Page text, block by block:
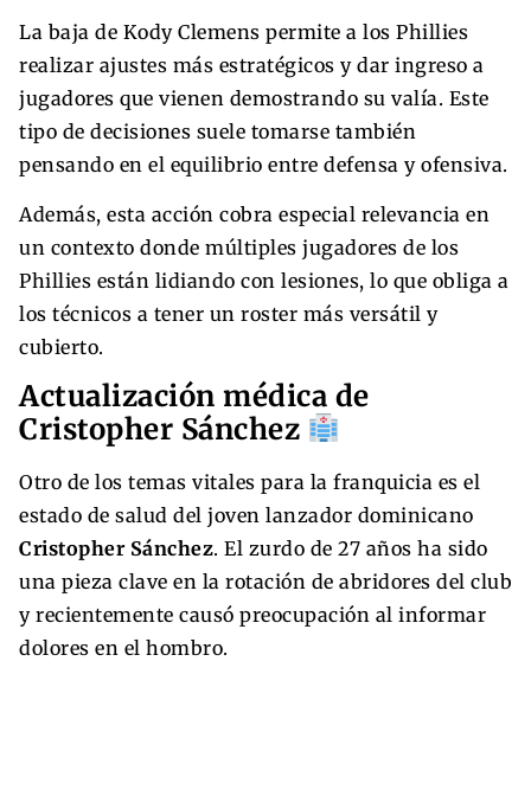
La baja de Kody Clemens permite a los Phillies
realizar ajustes más estratégicos y dar ingreso a
jugadores que vienen demostrando su valía. Este
tipo de decisiones suele tomarse también
pensando en el equilibrio entre defensa y ofensiva.
Además, esta acción cobra especial relevancia en
un contexto donde múltiples jugadores de los
Phillies están lidiando con lesiones, lo que obliga a
los técnicos a tener un roster más versátil y
cubierto.
Actualización médica de
Cristopher Sánchez
Otro de los temas vitales para la franquicia es el
estado de salud del joven lanzador dominicano
Cristopher Sánchez. El zurdo de 27 años ha sido
una pieza clave en la rotación de abridores del club
y recientemente causó preocupación al informar
dolores en el hombro.